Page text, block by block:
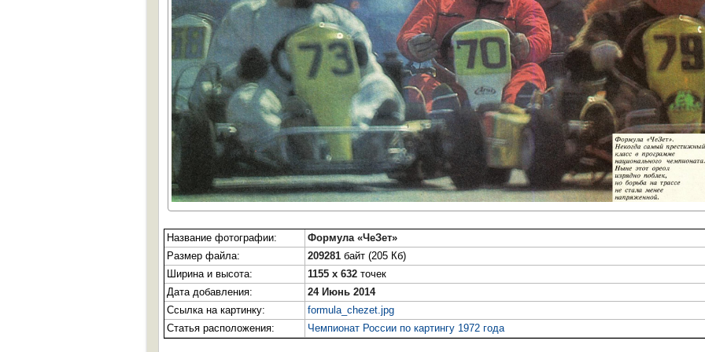
Название фотографии:
Формула «ЧеЗет»
Размер файла:
209281 байт (205 Кб)
Ширина и высота:
1155 x 632 точек
Дата добавления:
24 Июнь 2014
Ссылка на картинку:
formula_chezet.jpg
Статья расположения:
Чемпионат России по картингу 1972 года